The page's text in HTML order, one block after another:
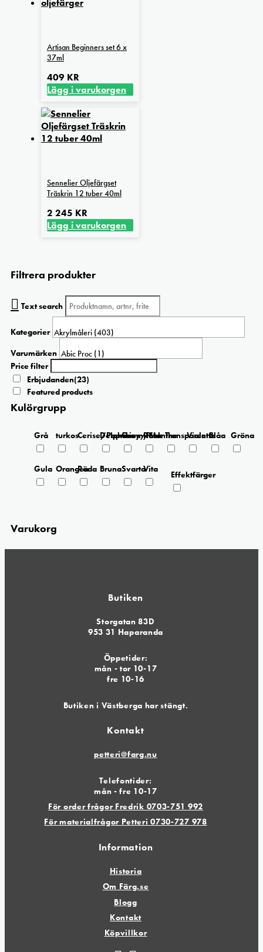
Artisan Beginners set 6 x
37ml
409 KR
Lägg i varukorgen
Sennelier Oljefärgset
Träskrin 12 tuber 40ml
2 245 KR
Lägg i varukorgen
Filtrera produkter
Text search
Kategorier
Varumärken
Price filter
Erbjudanden(23)
Featured products
Kulörgrupp
Grå turkosCerise/Paprika
Delphinium/Menthe
Grey/Pink
Rosa Transparent
ViolettaBlåa Gröna
Gula Orangea
Röda BrunaSvartaVita
Effektfärger
Varukorg
Butiken
Storgatan 83D
953 31 Haparanda
Öppetider:
mån - tor 10-17
fre 10-16
Butiken i Västberga har stängt.
Kontakt
petteri@farg.nu
Telefontider:
mån - fre 10-17
För order frågor Fredrik 0703-751 992
För materialfrågor Petteri 0730-727 978
Information
Historia
Om Färg.se
Blogg
Kontakt
Köpvillkor